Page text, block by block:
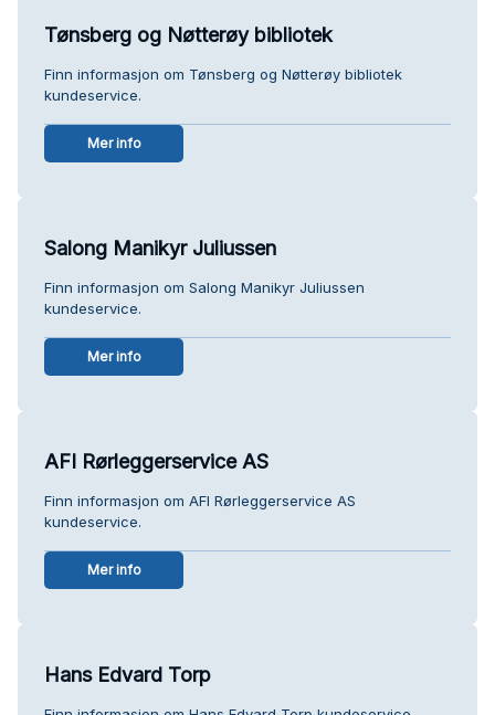
Tønsberg og Nøtterøy bibliotek
Finn informasjon om Tønsberg og Nøtterøy bibliotek
kundeservice.
Mer info
Salong Manikyr Juliussen
Finn informasjon om Salong Manikyr Juliussen
kundeservice.
Mer info
AFI Rørleggerservice AS
Finn informasjon om AFI Rørleggerservice AS
kundeservice.
Mer info
Hans Edvard Torp